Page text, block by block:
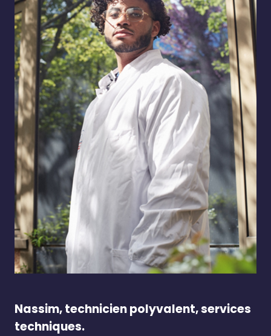
Nassim, technicien polyvalent, services
techniques.